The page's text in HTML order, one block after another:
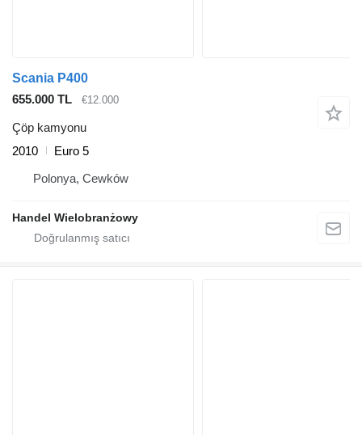
Scania P400
655.000 TL
€12.000
Çöp kamyonu
2010
Euro 5
Polonya, Cewków
Handel Wielobranżowy